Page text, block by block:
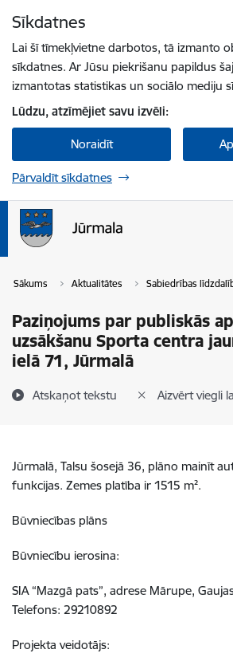
Sīkdatnes
Lai šī tīmekļvietne darbotos, tā izmanto
sīkdatnes. Ar Jūsu piekrišanu papildus
izmantotas statistikas un sociālo mediju
Lūdzu, atzīmējiet savu izvēli:
Noraidīt
Pārvaldīt sīkdatnes
Sākums Aktualitātes Sabiedrības
Paziņojums par publiskās
uzsākšanu Sporta centra
ielā 71, Jūrmalā
Atskaņot tekstu Aizvērt viegli
Jūrmalā, Talsu šosejā 36, plāno mainīt
funkcijas. Zemes platība ir 1515 m².
Būvniecības plāns
Būvniecību ierosina:
SIA “Mazgā pats”, adrese Mārupe,
Telefons: 29210892
Projekta veidotājs: